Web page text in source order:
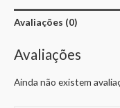
Avaliações (0)
Avaliações
Ainda não existem